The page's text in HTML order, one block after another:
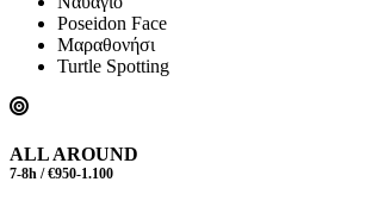
Poseidon Face
Μαραθονήσι
Turtle Spotting
ALL AROUND
7-8h / €950-1.100